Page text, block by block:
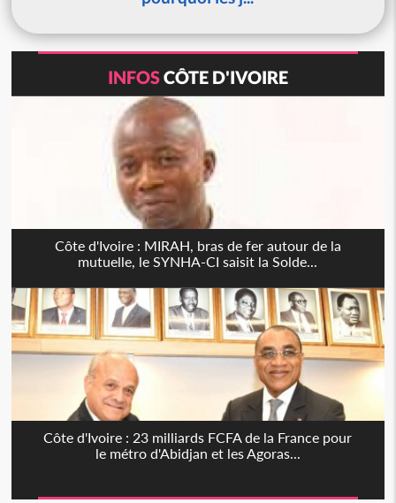
INFOSCÔTE D'IVOIRE
Côte d'Ivoire : MIRAH, bras de fer autour de la
mutuelle, le SYNHA-CI saisit la Solde...
Côte d'Ivoire : 23 milliards FCFA de la France pour
le métro d'Abidjan et les Agoras...